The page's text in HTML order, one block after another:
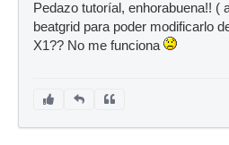
Pedazo tutoríal, enhorabuena!! (
beatgrid para poder modificarlo
X1?? No me funciona